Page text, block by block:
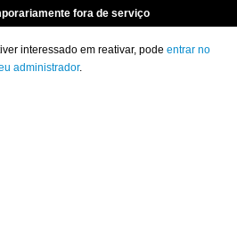
fora de serviço
interessado em reativar, pode entrar no
administrador.